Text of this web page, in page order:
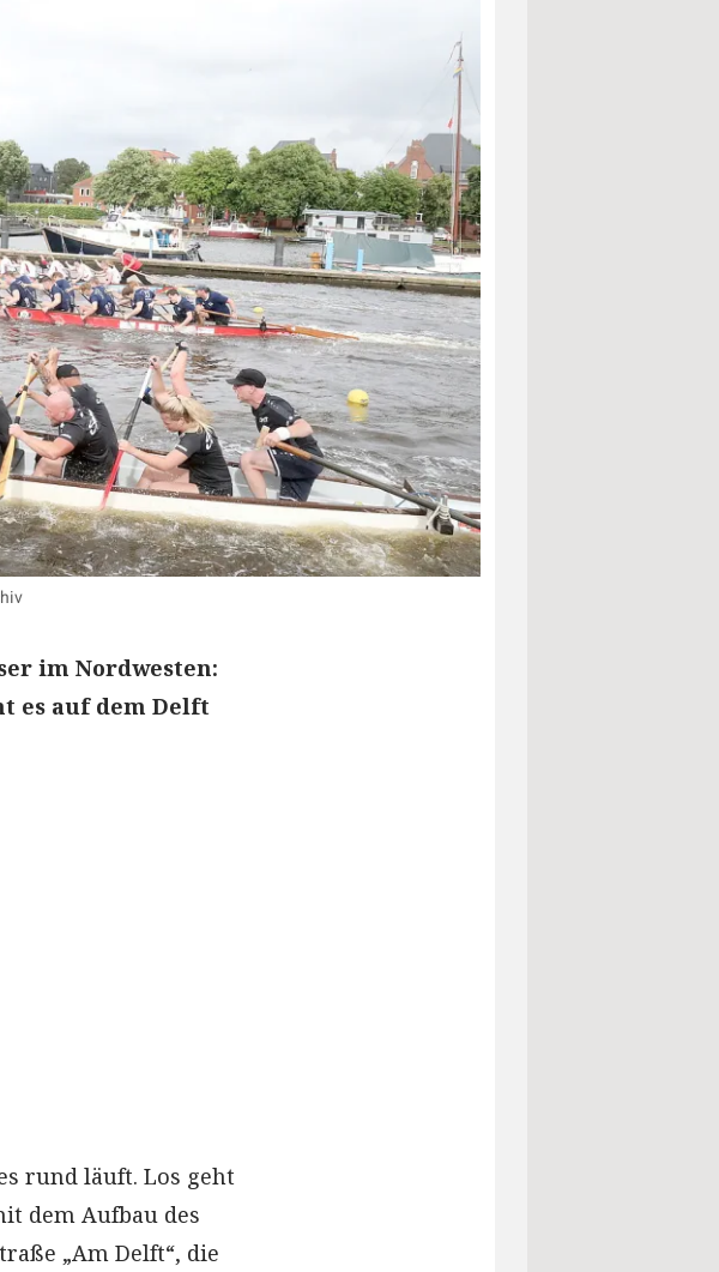
im Nordwesten:
es auf dem Delft
rund läuft. Los geht
dem Aufbau des
„Am Delft“, die